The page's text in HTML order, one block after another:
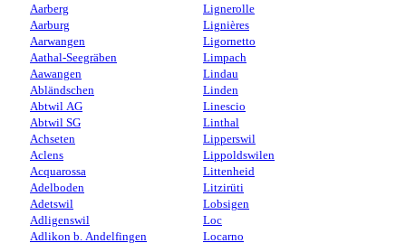
Aarberg
Aarburg
Aarwangen
Aathal-Seegräben
Aawangen
Abländschen
Abtwil AG
Abtwil SG
Achseten
Aclens
Acquarossa
Adelboden
Adetswil
Adligenswil
Adlikon b. Andelfingen
Lignerolle
Lignières
Ligornetto
Limpach
Lindau
Linden
Linescio
Linthal
Lipperswil
Lippoldswilen
Littenheid
Litzirüti
Lobsigen
Loc
Locarno